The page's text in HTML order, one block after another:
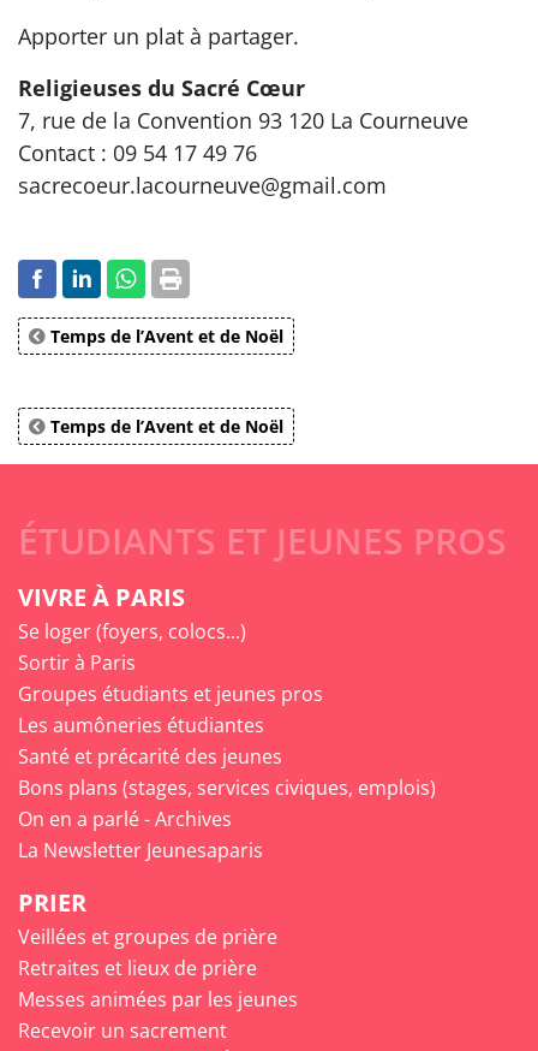
Apporter un plat à partager.
Religieuses du Sacré Cœur
7, rue de la Convention 93 120 La Courneuve
Contact : 09 54 17 49 76
sacrecoeur.lacourneuve@gmail.com
Temps de l’Avent et de Noël
Temps de l’Avent et de Noël
ÉTUDIANTS ET JEUNES PROS
VIVRE À PARIS
Se loger (foyers, colocs...)
Sortir à Paris
Groupes étudiants et jeunes pros
Les aumôneries étudiantes
Santé et précarité des jeunes
Bons plans (stages, services civiques, emplois)
On en a parlé - Archives
La Newsletter Jeunesaparis
PRIER
Veillées et groupes de prière
Retraites et lieux de prière
Messes animées par les jeunes
Recevoir un sacrement